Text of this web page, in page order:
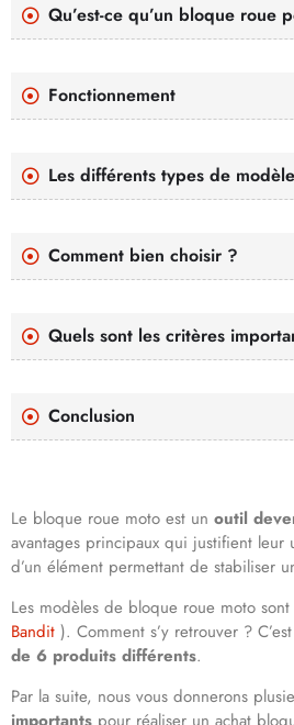
Qu’est-ce qu’un bloque roue
Fonctionnement
Les différents types de
Comment bien choisir ?
Quels sont les critères
Conclusion
Le bloque roue moto est un outil
avantages principaux qui justifient
d’un élément permettant de stabiliser
Les modèles de bloque roue moto
Bandit ). Comment s’y retrouver ?
de 6 produits différents.
Par la suite, nous vous donnerons
importants pour réaliser un achat